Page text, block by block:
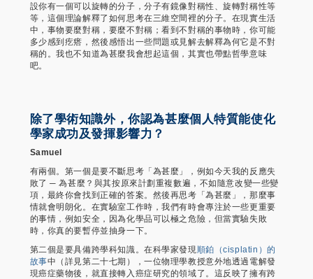
設你有一個可以旋轉的分子，分子有鏡像對稱性、旋轉對稱性等
等，這個理論解釋了如何思考在三維空間裡的分子。在現實生活
中，事物要麼對稱，要麼不對稱；看到不對稱的事物時，你可能
多少感到疙瘩，然後感悟出一些問題或見解去解釋為何它是不對
稱的。我也不知道為甚麼我會想起這個，其實也帶點哲學意味
吧。
除了學術知識外，你認為甚麼個人特質能使化
學家成功及發揮影響力？
Samuel
有兩個。第一個是要不斷思考「為甚麼」，例如今天我的反應失
敗了 ─ 為甚麼？與其按原來計劃重複數遍，不如隨意改變一些變
項，最終你會找到正確的答案。然後再思考「為甚麼」，那麼事
情就會明朗化。在實驗室工作時，我們有時會專注於一些更重要
的事情，例如安全，因為化學品可以極之危險，但當實驗失敗
時，你真的要暫停並抽身一下。
第二個是要具備跨學科知識。在科學家發現 順鉑（cisplatin）的
故事中（詳見第二十七期），一位物理學教授意外地透過電解發
現癌症藥物後，就直接轉入癌症研究的領域了。這反映了擁有跨